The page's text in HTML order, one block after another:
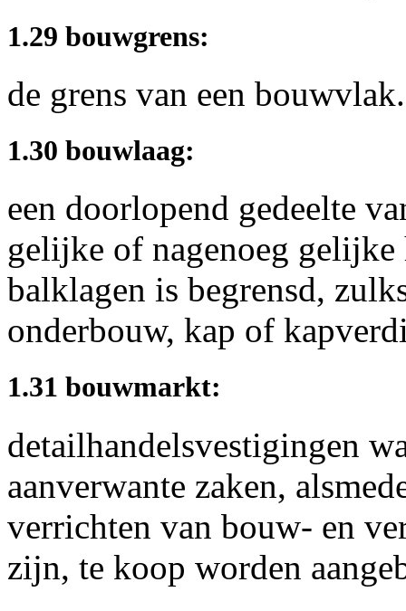
1.29 bouwgrens:
de grens van een bouwvlak.
1.30 bouwlaag:
een doorlopend gedeelte
gelijke of nagenoeg
balklagen is begrensd,
onderbouw, kap of
1.31 bouwmarkt:
detailhandelsvestigingen
aanverwante zaken,
verrichten van bouw- en
zijn, te koop worden